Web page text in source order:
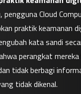
pengguna Cloud
praktik keamanan
kata sandi
perangkat
tidak berbagi
tidak dikenal.